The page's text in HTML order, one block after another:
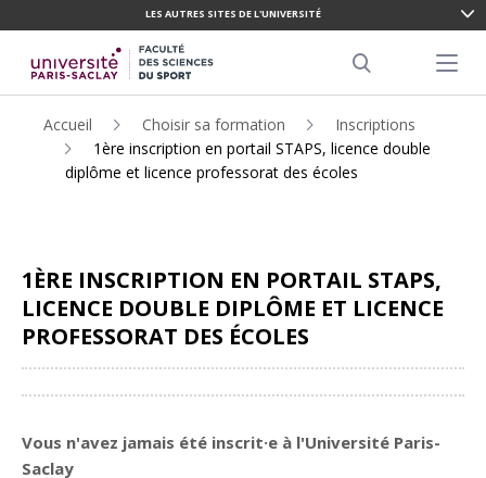
CONTENU
PRINCIPAL
LES AUTRES SITES DE L'UNIVERSITÉ
Menu
Accueil Choisir sa formation
Inscriptions
1ère inscription en portail STAPS, licence double
diplôme et licence professorat des écoles
1ÈRE INSCRIPTION EN PORTAIL STAPS,
LICENCE DOUBLE DIPLÔME ET LICENCE
PROFESSORAT DES ÉCOLES
Vous n'avez jamais été inscrit·e à l'Université Paris-
Saclay